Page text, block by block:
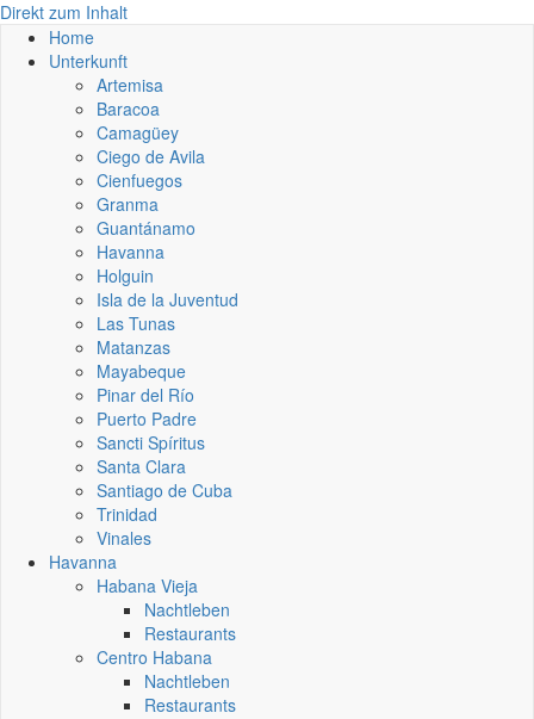
Direkt zum Inhalt
Home
Unterkunft
Artemisa
Baracoa
Camagüey
Ciego de Avila
Cienfuegos
Granma
Guantánamo
Havanna
Holguin
Isla de la Juventud
Las Tunas
Matanzas
Mayabeque
Pinar del Río
Puerto Padre
Sancti Spíritus
Santa Clara
Santiago de Cuba
Trinidad
Vinales
Havanna
Habana Vieja
Nachtleben
Restaurants
Centro Habana
Nachtleben
Restaurants